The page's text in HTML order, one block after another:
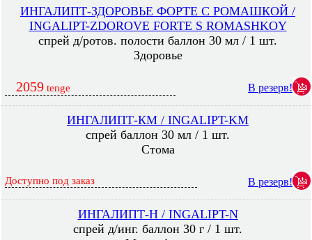
ИНГАЛИПТ-ЗДОРОВЬЕ ФОРТЕ С РОМАШКОЙ /
INGALIPT-ZDOROVE FORTE S ROMASHKOY
спрей д/ротов. полости баллон 30 мл / 1 шт.
Здоровье
2059 tenge В резерв!
ИНГАЛИПТ-КМ / INGALIPT-KM
спрей баллон 30 мл / 1 шт.
Стома
Доступно под заказ В резерв!
ИНГАЛИПТ-Н / INGALIPT-N
спрей д/инг. баллон 30 г / 1 шт.